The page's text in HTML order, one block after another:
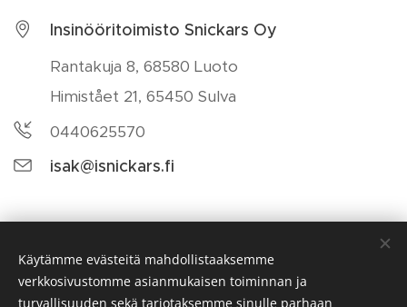
Insinööritoimisto Snickars Oy
Rantakuja 8, 68580 Luoto
Himistået 21, 65450 Sulva
0440625570
isak@isnickars.fi
Insinööritoimisto Snickars Oy, Rantakuja 8, 68580
Luoto, Himistået 21, 65450 Sulva, 0440625570
Käytämme evästeitä mahdollistaaksemme
verkkosivustomme asianmukaisen toiminnan ja
turvallisuuden sekä tarjotaksemme sinulle parhaan